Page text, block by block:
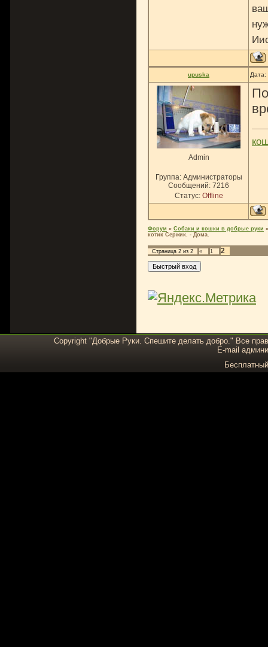
upuska
Admin
Группа: Администраторы
Сообщений: 7216
Статус: Offline
Форум » Собаки и кошки в добрые руки »
котик Сержик. - Дома.
Страница 2 из 2 « 1 2
Copyright "Добрые Руки. Спешите делать добро." Все
E-mail